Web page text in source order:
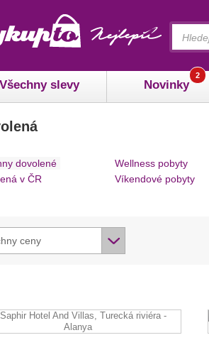
Všechny slevy Novinky
2
dovolené
v ČR
Wellness pobyty
Víkendové pobyty
ceny